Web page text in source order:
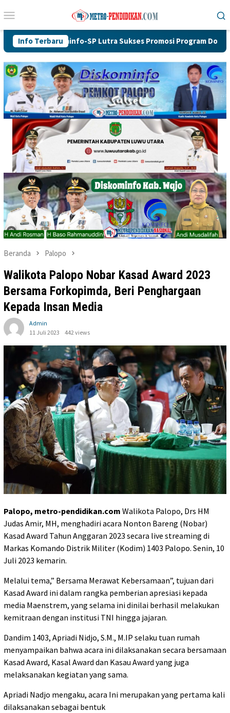
ke
Mobile
Info Terbaru
Kominfo-SP Lutra Sukses Promosi Program Doktor
Beranda Palopo
Walikota Palopo Nobar Kasad Award 2023
Bersama Forkopimda, Beri Penghargaan
Kepada Insan Media
Admin
11 Juli 2023
442 views
Palopo, metro-pendidikan.com Walikota Palopo, Drs HM
Judas Amir, MH, menghadiri acara Nonton Bareng (Nobar)
Kasad Award Tahun Anggaran 2023 secara live streaming di
Markas Komando Distrik Militer (Kodim) 1403 Palopo. Senin, 10
Juli 2023 kemarin.
Melalui tema,” Bersama Merawat Kebersamaan”, tujuan dari
Kasad Award ini dalam rangka pemberian apresiasi kepada
media Maenstrem, yang selama ini dinilai berhasil melakukan
kemitraan dengan institusi TNI hingga jajaran.
Dandim 1403, Apriadi Nidjo, S.M., M.IP selaku tuan rumah
menyampaikan bahwa acara ini dilaksanakan secara bersamaan
Kasad Award, Kasal Award dan Kasau Award yang juga
melaksanakan kegiatan yang sama.
Apriadi Nadjo mengaku, acara Ini merupakan yang pertama kali
dilaksanakan sebagai bentuk